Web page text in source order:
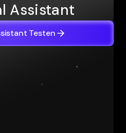
Assistant
Testen